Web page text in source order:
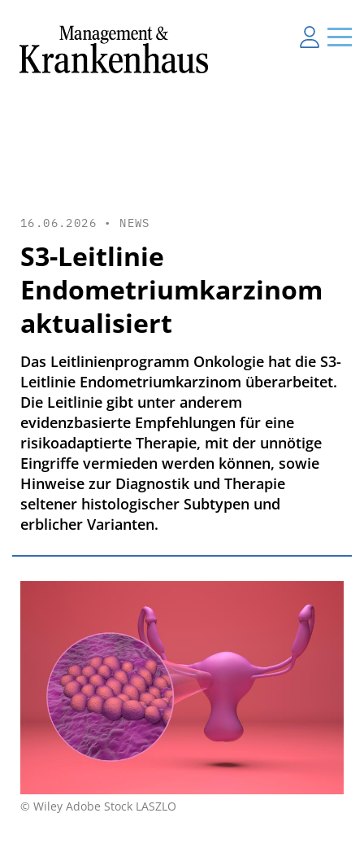
16.06.2026 • NEWS
S3-Leitlinie
Endometriumkarzinom
aktualisiert
Das Leitlinienprogramm Onkologie hat die S3-
Leitlinie Endometriumkarzinom überarbeitet.
Die Leitlinie gibt unter anderem
evidenzbasierte Empfehlungen für eine
risikoadaptierte Therapie, mit der unnötige
Eingriffe vermieden werden können, sowie
Hinweise zur Diagnostik und Therapie
seltener histologischer Subtypen und
erblicher Varianten.
© Wiley Adobe Stock LASZLO